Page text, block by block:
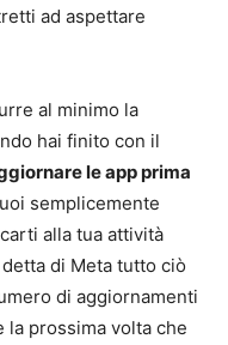
ad aspettare
al minimo la
hai finito con il
le app prima
semplicemente
alla tua attività
di Meta tutto ciò
di aggiornamenti
la prossima volta che